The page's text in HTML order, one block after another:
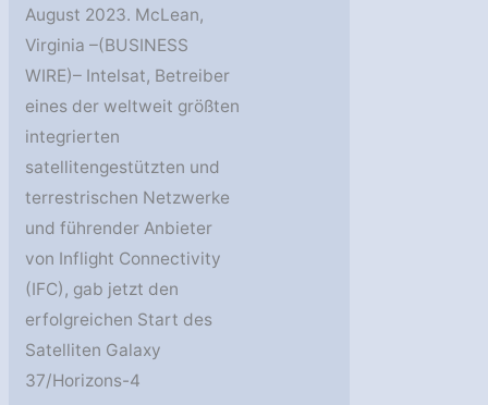
August 2023. McLean,
Virginia –(BUSINESS
WIRE)– Intelsat, Betreiber
eines der weltweit größten
integrierten
satellitengestützten und
terrestrischen Netzwerke
und führender Anbieter
von Inflight Connectivity
(IFC), gab jetzt den
erfolgreichen Start des
Satelliten Galaxy
37/Horizons-4